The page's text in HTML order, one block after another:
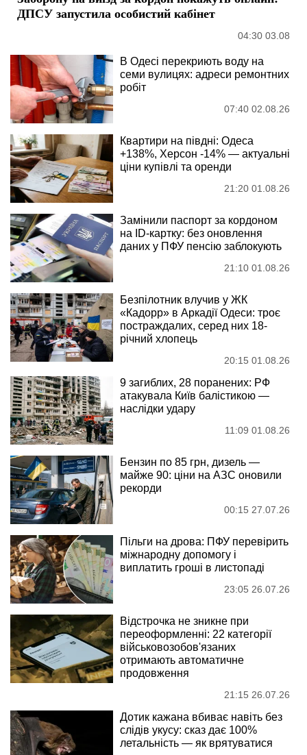
ДПСУ запустила особистий кабінет
04:30 03.08
В Одесі перекриють воду на
семи вулицях: адреси ремонтних
робіт
07:40 02.08.26
Квартири на півдні: Одеса
+138%, Херсон -14% — актуальні
ціни купівлі та оренди
21:20 01.08.26
Замінили паспорт за кордоном
на ID-картку: без оновлення
даних у ПФУ пенсію заблокують
21:10 01.08.26
Безпілотник влучив у ЖК
«Кадорр» в Аркадії Одеси: троє
постраждалих, серед них 18-
річний хлопець
20:15 01.08.26
9 загиблих, 28 поранених: РФ
атакувала Київ балістикою —
наслідки удару
11:09 01.08.26
Бензин по 85 грн, дизель —
майже 90: ціни на АЗС оновили
рекорди
00:15 27.07.26
Пільги на дрова: ПФУ перевірить
міжнародну допомогу і
виплатить гроші в листопаді
23:05 26.07.26
Відстрочка не зникне при
переоформленні: 22 категорії
військовозобов'язаних
отримають автоматичне
продовження
21:15 26.07.26
Дотик кажана вбиває навіть без
слідів укусу: сказ дає 100%
летальність — як врятуватися